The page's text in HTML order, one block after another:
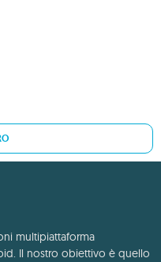
multipiattaforma
Il nostro obiettivo è quello